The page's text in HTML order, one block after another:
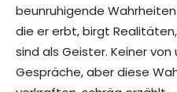
beunruhigende
die er erbt, birgt
sind als Geister. Keiner
Gespräche, aber diese